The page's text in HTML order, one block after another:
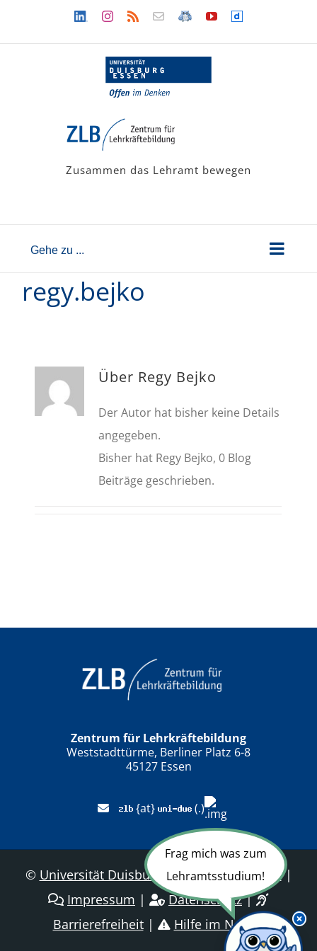
LinkedinInstagram
Rss Newsletter
LehramtsWiki
YouTubeDailymotion
Zusammen das Lehramt bewegen
Gehe zu ...
regy.bejko
Über Regy Bejko
Der Autor hat bisher keine Details
angegeben.
Bisher hat Regy Bejko, 0 Blog
Beiträge geschrieben.
Zentrum für Lehrkräftebildung
Weststadttürme, Berliner Platz 6-8
45127 Essen
{at} (.)
© Universität Duisburg-Essen| Sitemap|
Impressum | Datenschutz|
Barrierefreiheit| Hilfe im Notfall
Frag mich was zum
Lehramtsstudium!